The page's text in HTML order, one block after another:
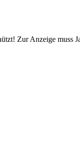
Zur Anzeige muss